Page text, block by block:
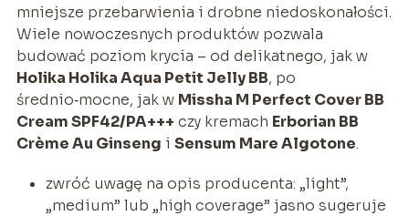
mniejsze przebarwienia i drobne niedoskonałości.
Wiele nowoczesnych produktów pozwala
budować poziom krycia – od delikatnego, jak w
Holika Holika Aqua Petit Jelly BB, po
średnio‑mocne, jak w Missha M Perfect Cover BB
Cream SPF42/PA+++ czy kremach Erborian BB
Crème Au Ginseng i Sensum Mare Algotone.
zwróć uwagę na opis producenta: „light”,
„medium” lub „high coverage” jasno sugeruje